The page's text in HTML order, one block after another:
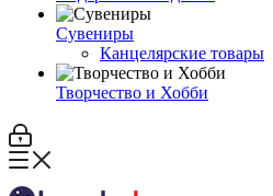
Сувениры
Канцелярские товары
Творчество и Хобби